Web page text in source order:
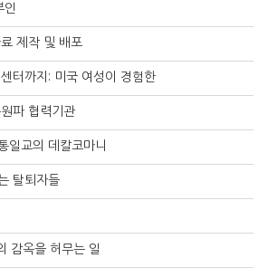
인
제작 및 배포
터까지: 미국 여성이 경험한
파 협력기관
일교의 데칼코마니
탈퇴자들
감옥을 허무는 일